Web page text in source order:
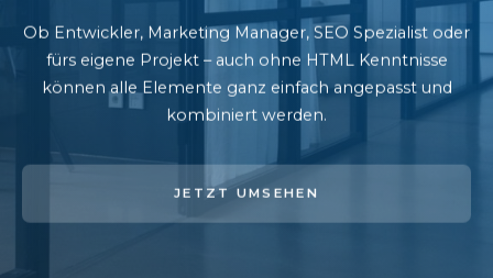
Ob Entwickler, Marketing Manager, SEO Spezialist oder
fürs eigene Projekt – auch ohne HTML Kenntnisse
können alle Elemente ganz einfach angepasst und
kombiniert werden.
JETZT UMSEHEN